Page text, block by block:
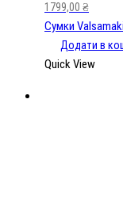
кількість
1799,00 ₴
Сумки Valsamaki
Додати в
Quick View